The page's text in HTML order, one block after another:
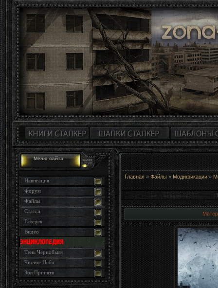
Меню сайта
Навигация
Форум
Файлы
Статьи
Галерея
Видео
Тень Чернобыля
Чистое Небо
Зов Припяти
Главная » Файлы » Модификации »